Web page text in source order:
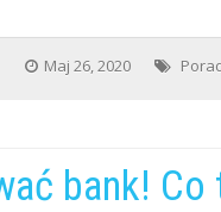
Maj 26, 2020
bank!